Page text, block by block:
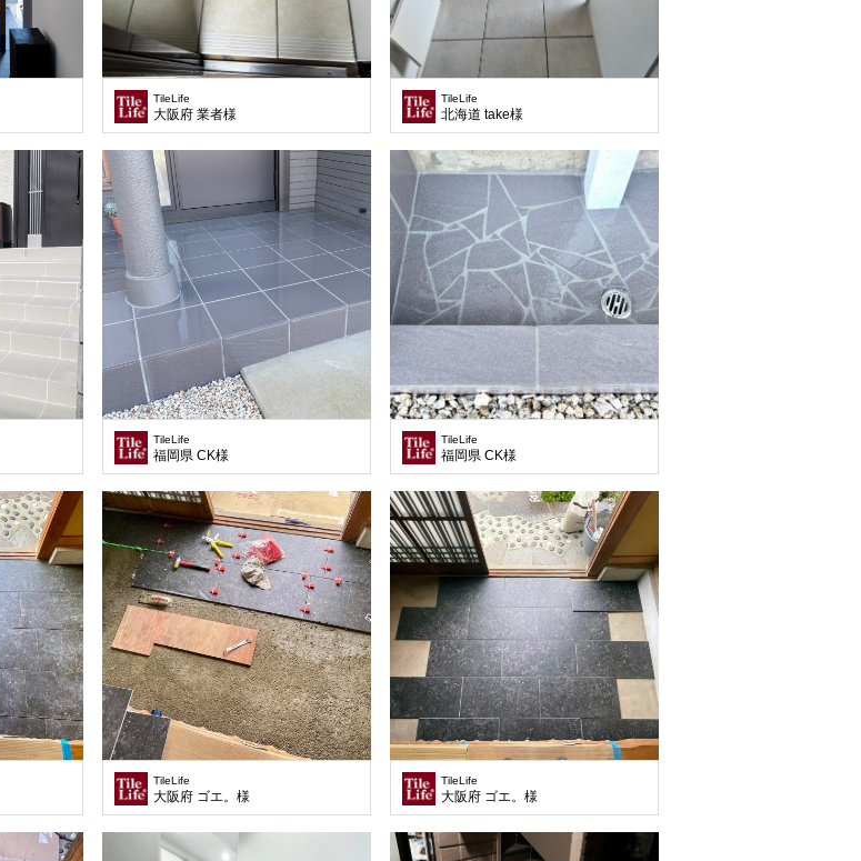
TileLife
大阪府 業者様
TileLife
北海道 take様
TileLife
福岡県 CK様
TileLife
福岡県 CK様
TileLife
大阪府 ゴエ。様
TileLife
大阪府 ゴエ。様